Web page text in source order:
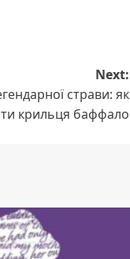
Next:
страви: як
крильця баффало